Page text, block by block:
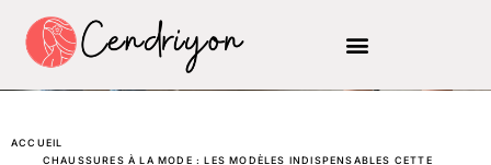
ACCUEIL
CHAUSSURES À LA MODE : LES MODÈLES INDISPENSABLES CETTE